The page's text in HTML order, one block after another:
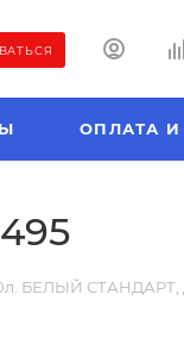
ОПЛАТА И
БЕЛЫЙ СТАНДАРТ,